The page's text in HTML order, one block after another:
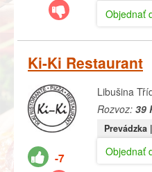
Objednať
Ki-Ki Restaurant
-7
Libušina
Rozvoz: 39
Prevádzka |
Objednať